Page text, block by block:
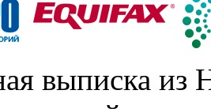
выписка из